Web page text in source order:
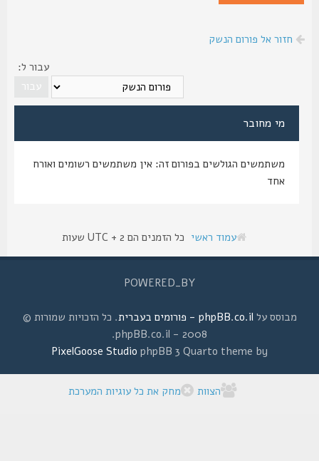
חזור אל פורום הנשק
עבור ל:
מי מחובר
משתמשים הגולשים בפורום זה: אין משתמשים רשומים ואורח
עמוד ראשי כל הזמנים הם UTC + 2 שעות
POWERED_BY
מבוסס עלphpBB.co.il - פורומים בעברית
. כל הזכויות שמורות ©
2008 - phpBB.co.il.
phpBB 3 Quarto theme by
PixelGoose Studio
הצוות מחק את כל עוגיות המערכת